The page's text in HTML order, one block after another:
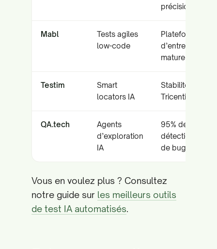
précision
Mabl
Tests agiles
low-code
Plateforme
d’entreprise
mature
Testim
Smart
locators IA
Stabilité
Tricentis
QA.tech
Agents
d’exploration
IA
95% de
détection
de bugs
Vous en voulez plus ? Consultez
notre guide sur les meilleurs outils
de test IA automatisés.